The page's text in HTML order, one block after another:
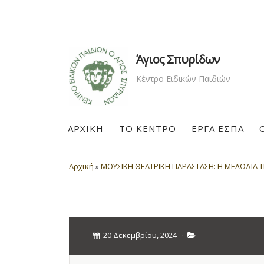
Άγιος Σπυρίδων
Κέντρο Ειδικών Παιδιών
ΑΡΧΙΚΗ ΤΟ ΚΕΝΤΡΟ ΕΡΓΑ ΕΣΠΑ
Αρχική »ΜΟΥΣΙΚΗ ΘΕΑΤΡΙΚΗ ΠΑΡΑΣΤΑΣΗ: Η ΜΕΛΩΔΙΑ
20 Δεκεμβρίου, 2024 ·